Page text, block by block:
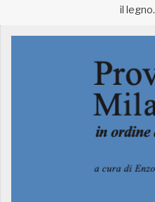
Informativa sulla privacy
il legno.